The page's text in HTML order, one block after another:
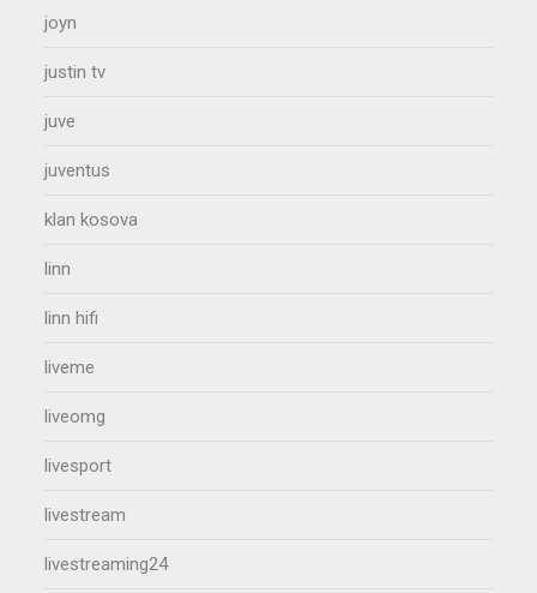
joyn
justin tv
juve
juventus
klan kosova
linn
linn hifi
liveme
liveomg
livesport
livestream
livestreaming24